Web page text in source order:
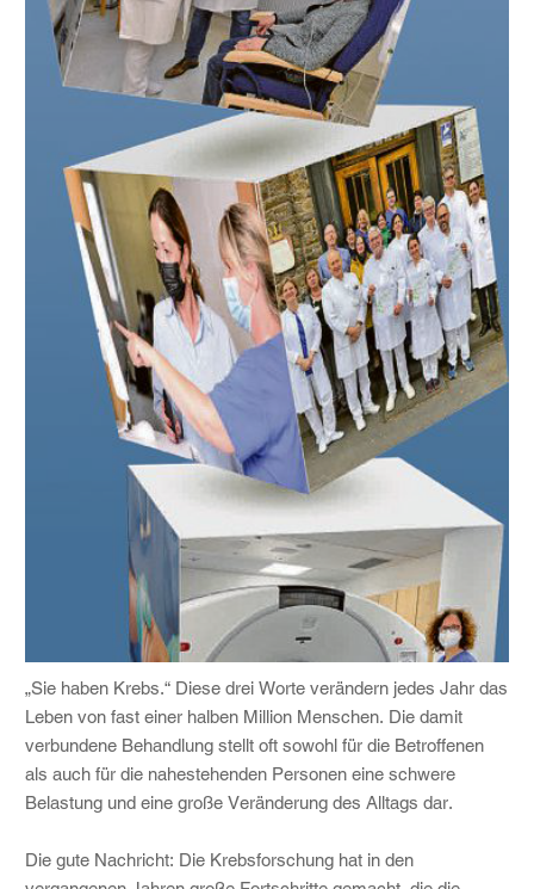
„Sie haben Krebs.“ Diese drei Worte verändern jedes Jahr das
Leben von fast einer halben Million Menschen. Die damit
verbundene Behandlung stellt oft sowohl für die Betroffenen
als auch für die nahestehenden Personen eine schwere
Belastung und eine große Veränderung des Alltags dar.
Die gute Nachricht: Die Krebsforschung hat in den